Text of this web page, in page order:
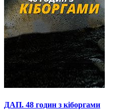
ДАП. 48 годин з кіборгами